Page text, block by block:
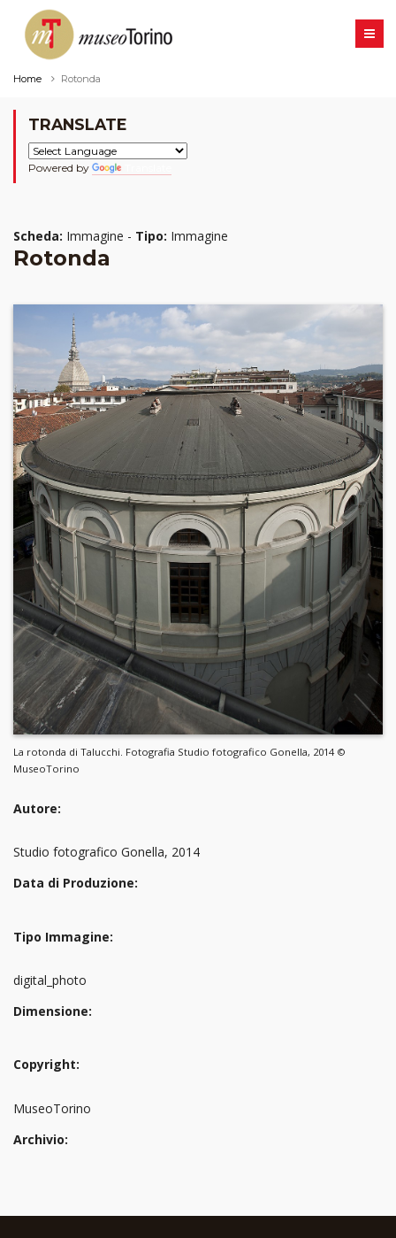
Home Rotonda
TRANSLATE
Powered by
Scheda: Immagine - Tipo: Immagine
Rotonda
La rotonda di Talucchi. Fotografia Studio fotografico Gonella, 2014 ©
MuseoTorino
Autore:
Studio fotografico Gonella, 2014
Data di Produzione:
Tipo Immagine:
digital_photo
Dimensione:
Copyright:
MuseoTorino
Archivio: